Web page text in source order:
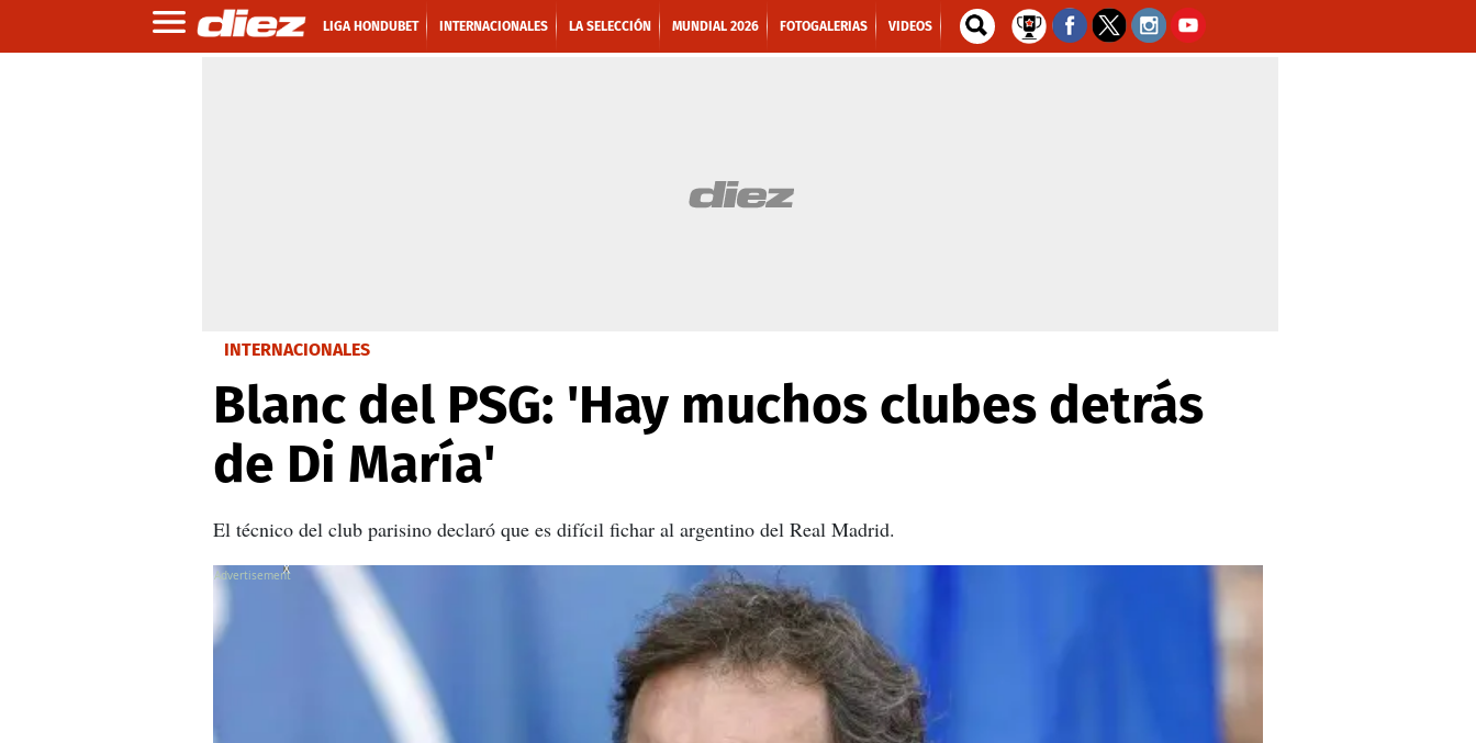
LIGA HONDUBET INTERNACIONALES LA SELECCIÓN MUNDIAL 2026 FOTOGALERIAS VIDEOS
INTERNACIONALES
Blanc del PSG: 'Hay muchos clubes detrás
de Di María'
El técnico del club parisino declaró que es difícil fichar al argentino del Real Madrid.
X